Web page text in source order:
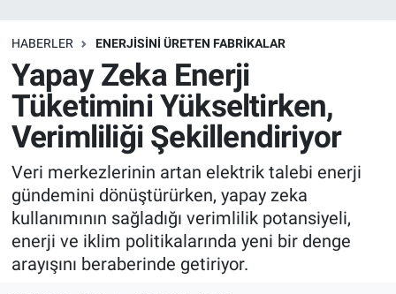
HABERLER ENERJISINI ÜRETEN FABRIKALAR
Yapay Zeka Enerji
Tüketimini Yükseltirken,
Verimliliği Şekillendiriyor
Veri merkezlerinin artan elektrik talebi enerji
gündemini dönüştürürken, yapay zeka
kullanımının sağladığı verimlilik potansiyeli,
enerji ve iklim politikalarında yeni bir denge
arayışını beraberinde getiriyor.
Depolama Çözümleri
İnşaat ve Malzeme
HaberOrtak
EndüstriST
Enerjisini Üreten Fabrikalar
Endüstri 4.0 Uygulamaları